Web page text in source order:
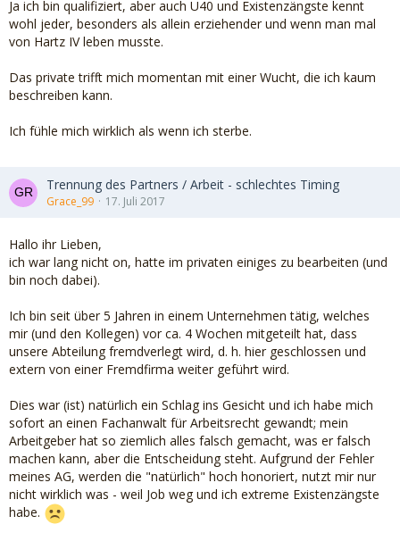
Ja ich bin qualifiziert, aber auch Ü40 und Existenzängste kennt
wohl jeder, besonders als allein erziehender und wenn man mal
von Hartz IV leben musste.
Das private trifft mich momentan mit einer Wucht, die ich kaum
beschreiben kann.
Ich fühle mich wirklich als wenn ich sterbe.
Trennung des Partners / Arbeit - schlechtes Timing
Grace_99 17. Juli 2017
Hallo ihr Lieben,
ich war lang nicht on, hatte im privaten einiges zu bearbeiten (und
bin noch dabei).
Ich bin seit über 5 Jahren in einem Unternehmen tätig, welches
mir (und den Kollegen) vor ca. 4 Wochen mitgeteilt hat, dass
unsere Abteilung fremdverlegt wird, d. h. hier geschlossen und
extern von einer Fremdfirma weiter geführt wird.
Dies war (ist) natürlich ein Schlag ins Gesicht und ich habe mich
sofort an einen Fachanwalt für Arbeitsrecht gewandt; mein
Arbeitgeber hat so ziemlich alles falsch gemacht, was er falsch
machen kann, aber die Entscheidung steht. Aufgrund der Fehler
meines AG, werden die "natürlich" hoch honoriert, nutzt mir nur
nicht wirklich was - weil Job weg und ich extreme Existenzängste
habe.